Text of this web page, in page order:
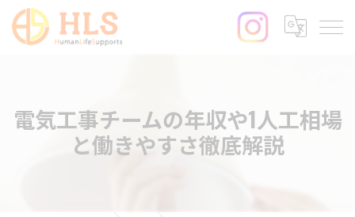
電気工事チームの年収や1人工相場
と働きやすさ徹底解説